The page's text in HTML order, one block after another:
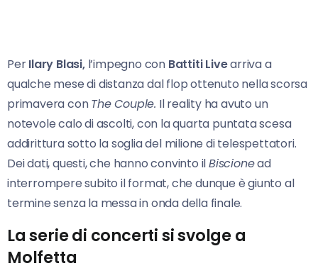
PerIlary Blasi,l’impegno con Battiti Livearriva a
qualche mese di distanza dal flop ottenuto nella scorsa
primavera conThe Couple. Il reality ha avuto un
notevole calo di ascolti, con la quarta puntata scesa
addirittura sotto la soglia del milione di telespettatori.
Dei dati, questi, che hanno convinto ilBiscionead
interrompere subito il format, che dunque è giunto al
termine senza la messa in onda della finale.
La serie di concerti si svolge a
Molfetta